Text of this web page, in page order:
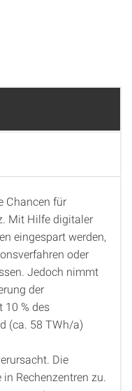
Chancen für
Mit Hilfe digitaler
eingespart werden,
oder
Jedoch nimmt
der
10 % des
(ca. 58 TWh/a)
Die
Rechenzentren zu.